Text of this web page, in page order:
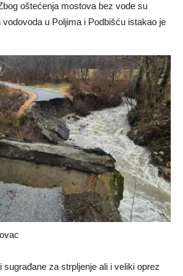
oštećenja mostova bez vode su
u Poljima i Podbišću istakao je
sugrađane za strpljenje ali i veliki oprez